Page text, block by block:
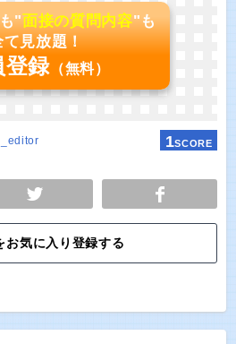
"面接の質問内容"も
て見放題！
登録 （無料）
1SCORE
お気に入り登録する